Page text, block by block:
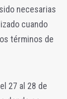
necesarias
cuando
términos de
27 al 28 de